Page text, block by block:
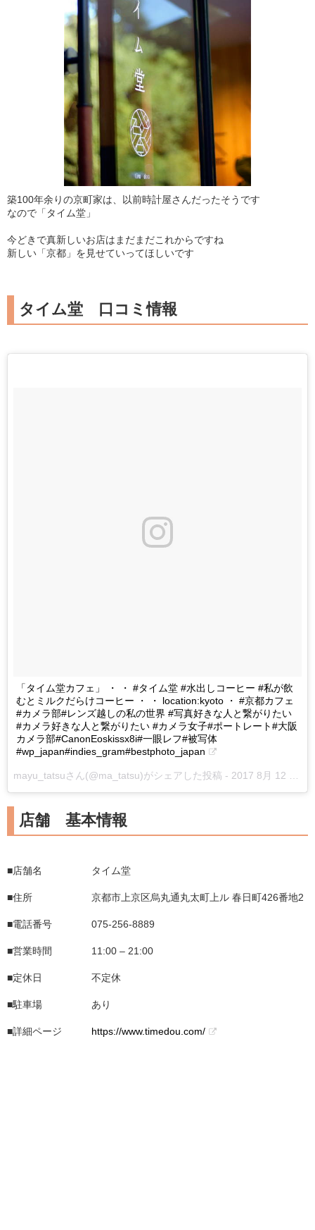
築100年余りの京町家は、以前時計屋さんだったそうです
なので「タイム堂」
今どきで真新しいお店はまだまだこれからですね
新しい「京都」を見せていってほしいです
タイム堂 口コミ情報
「タイム堂カフェ」 ・ ・ #タイム堂 #水出しコーヒー #私が飲
むとミルクだらけコーヒー ・ ・ location:kyoto ・ #京都カフェ
#カメラ部#レンズ越しの私の世界 #写真好きな人と繋がりたい
#カメラ好きな人と繋がりたい #カメラ女子#ポートレート#大阪
カメラ部#CanonEoskissx8i#一眼レフ#被写体
#wp_japan#indies_gram#bestphoto_japan
mayu_tatsuさん(@ma_tatsu)がシェアした投稿 - 2017 8月 12 6:12午前 PDT
店舗 基本情報
■店舗名 タイム堂
■住所 京都市上京区烏丸通丸太町上ル 春日町426番地2
■電話番号 075-256-8889
■営業時間 11:00 – 21:00
■定休日 不定休
■駐車場 あり
■詳細ページ https://www.timedou.com/